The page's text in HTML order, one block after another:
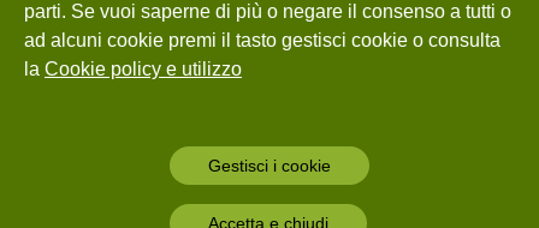
Cookie policy e utilizzo
Login
parti. Se vuoi saperne di più o negare il consenso a tutti o
ad alcuni cookie premi il tasto gestisci cookie o consulta
la Cookie policy e utilizzo
Gestisci i cookie
Accetta e chiudi